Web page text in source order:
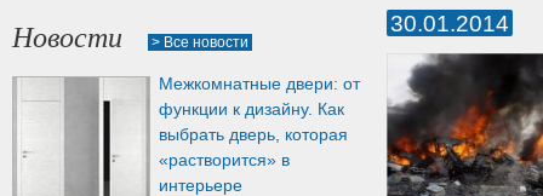
Артикул:
Новости > Все новости
Межкомнатные двери: от
функции к дизайну. Как
выбрать дверь, которая
«растворится» в
интерьере
30.01.2014